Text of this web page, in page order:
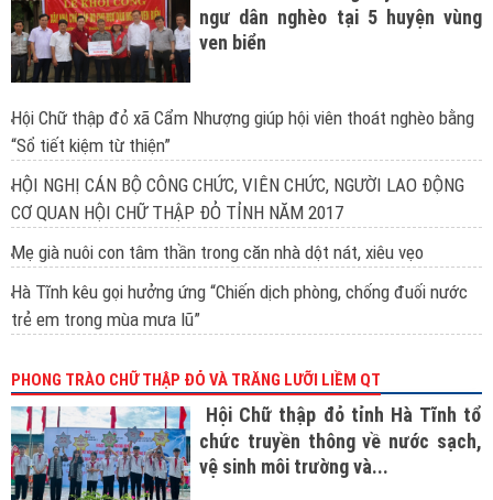
ngư dân nghèo tại 5 huyện vùng
ven biển
Hội Chữ thập đỏ xã Cẩm Nhượng giúp hội viên thoát nghèo bằng
“Sổ tiết kiệm từ thiện”
HỘI NGHỊ CÁN BỘ CÔNG CHỨC, VIÊN CHỨC, NGƯỜI LAO ĐỘNG
CƠ QUAN HỘI CHỮ THẬP ĐỎ TỈNH NĂM 2017
Mẹ già nuôi con tâm thần trong căn nhà dột nát, xiêu vẹo
Hà Tĩnh kêu gọi hưởng ứng “Chiến dịch phòng, chống đuối nước
trẻ em trong mùa mưa lũ”
PHONG TRÀO CHỮ THẬP ĐỎ VÀ TRĂNG LƯỠI LIỀM QT
Hội Chữ thập đỏ tỉnh Hà Tĩnh tổ
chức truyền thông về nước sạch,
vệ sinh môi trường và...